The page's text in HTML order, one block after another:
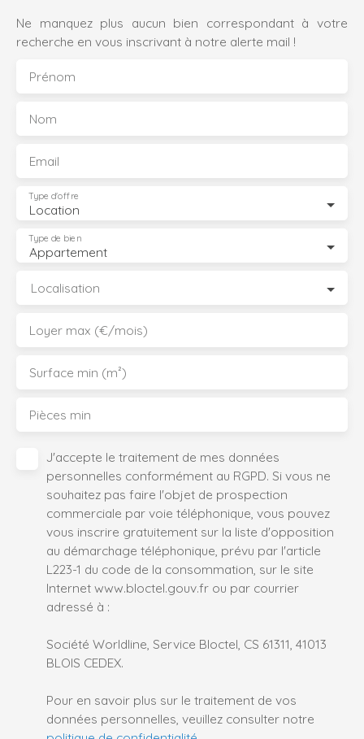
Ne manquez plus aucun bien correspondant à votre
recherche en vous inscrivant à notre alerte mail !
Prénom
Nom
Email
Location
Type d'offre
Appartement
Type de bien
Localisation
Loyer max (€/mois)
Surface min (m²)
Pièces min
J'accepte le traitement de mes données
personnelles conformément au RGPD. Si vous ne
souhaitez pas faire l'objet de prospection
commerciale par voie téléphonique, vous pouvez
vous inscrire gratuitement sur la liste d'opposition
au démarchage téléphonique, prévu par l'article
L223-1 du code de la consommation, sur le site
Internet www.bloctel.gouv.fr ou par courrier
adressé à :
Société Worldline, Service Bloctel, CS 61311, 41013
BLOIS CEDEX.
Pour en savoir plus sur le traitement de vos
données personnelles, veuillez consulter notre